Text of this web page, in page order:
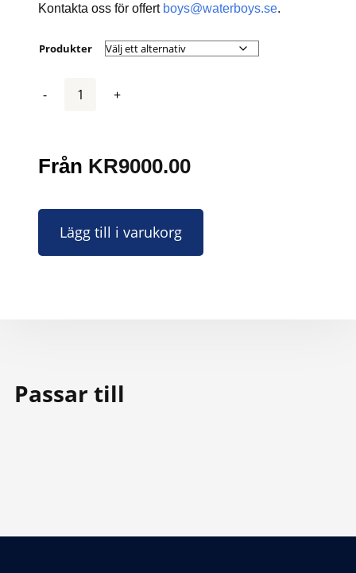
Kontakta oss för offert boys@waterboys.se.
Produkter
Från 9000.00
KR
Lägg till i varukorg
Passar till